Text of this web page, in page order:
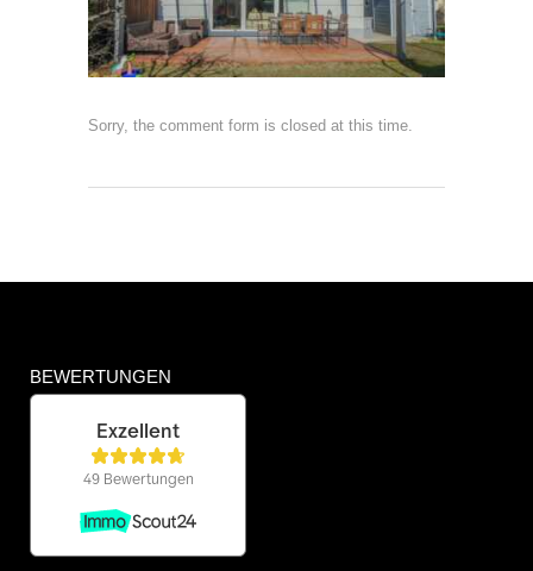
Sorry, the comment form is closed at this time.
BEWERTUNGEN